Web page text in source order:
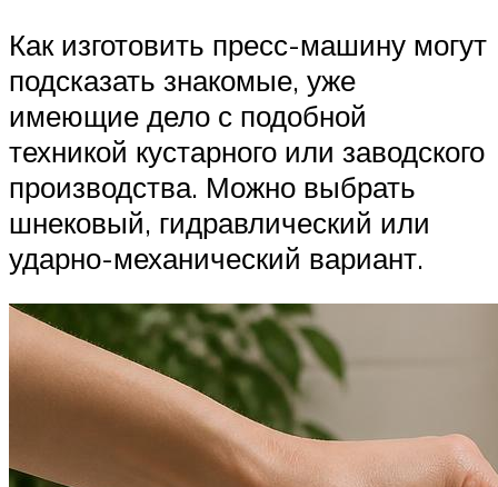
Как изготовить пресс-машину могут
подсказать знакомые, уже
имеющие дело с подобной
техникой кустарного или заводского
производства. Можно выбрать
шнековый, гидравлический или
ударно-механический вариант.